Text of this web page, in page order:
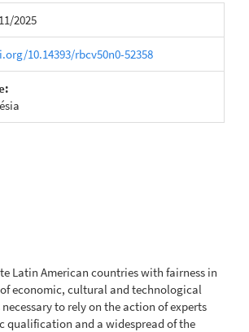
2025
10.14393/rbcv50n0-52358
Latin American countries with fairness in
economic, cultural and technological
to rely on the action of experts
qualification and a widespread of the